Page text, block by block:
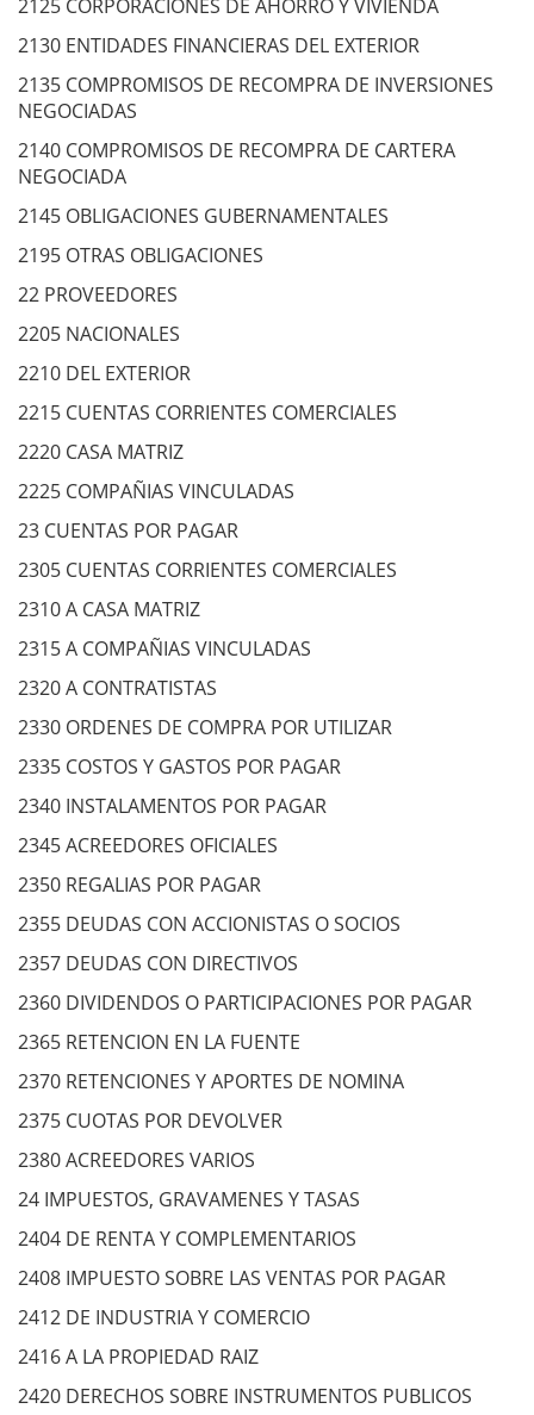
2125 CORPORACIONES DE AHORRO Y VIVIENDA
2130 ENTIDADES FINANCIERAS DEL EXTERIOR
2135 COMPROMISOS DE RECOMPRA DE INVERSIONES
NEGOCIADAS
2140 COMPROMISOS DE RECOMPRA DE CARTERA
NEGOCIADA
2145 OBLIGACIONES GUBERNAMENTALES
2195 OTRAS OBLIGACIONES
22 PROVEEDORES
2205 NACIONALES
2210 DEL EXTERIOR
2215 CUENTAS CORRIENTES COMERCIALES
2220 CASA MATRIZ
2225 COMPAÑIAS VINCULADAS
23 CUENTAS POR PAGAR
2305 CUENTAS CORRIENTES COMERCIALES
2310 A CASA MATRIZ
2315 A COMPAÑIAS VINCULADAS
2320 A CONTRATISTAS
2330 ORDENES DE COMPRA POR UTILIZAR
2335 COSTOS Y GASTOS POR PAGAR
2340 INSTALAMENTOS POR PAGAR
2345 ACREEDORES OFICIALES
2350 REGALIAS POR PAGAR
2355 DEUDAS CON ACCIONISTAS O SOCIOS
2357 DEUDAS CON DIRECTIVOS
2360 DIVIDENDOS O PARTICIPACIONES POR PAGAR
2365 RETENCION EN LA FUENTE
2370 RETENCIONES Y APORTES DE NOMINA
2375 CUOTAS POR DEVOLVER
2380 ACREEDORES VARIOS
24 IMPUESTOS, GRAVAMENES Y TASAS
2404 DE RENTA Y COMPLEMENTARIOS
2408 IMPUESTO SOBRE LAS VENTAS POR PAGAR
2412 DE INDUSTRIA Y COMERCIO
2416 A LA PROPIEDAD RAIZ
2420 DERECHOS SOBRE INSTRUMENTOS PUBLICOS